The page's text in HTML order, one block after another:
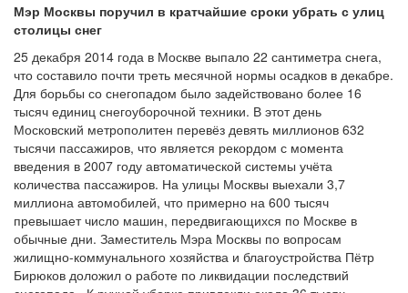
Мэр Москвы поручил в кратчайшие сроки убрать с улиц
столицы снег
25 декабря 2014 года в Москве выпало 22 сантиметра снега,
что составило почти треть месячной нормы осадков в декабре.
Для борьбы со снегопадом было задействовано более 16
тысяч единиц снегоуборочной техники. В этот день
Московский метрополитен перевёз девять миллионов 632
тысячи пассажиров, что является рекордом с момента
введения в 2007 году автоматической системы учёта
количества пассажиров. На улицы Москвы выехали 3,7
миллиона автомобилей, что примерно на 600 тысяч
превышает число машин, передвигающихся по Москве в
обычные дни. Заместитель Мэра Москвы по вопросам
жилищно-коммунального хозяйства и благоустройства Пётр
Бирюков доложил о работе по ликвидации последствий